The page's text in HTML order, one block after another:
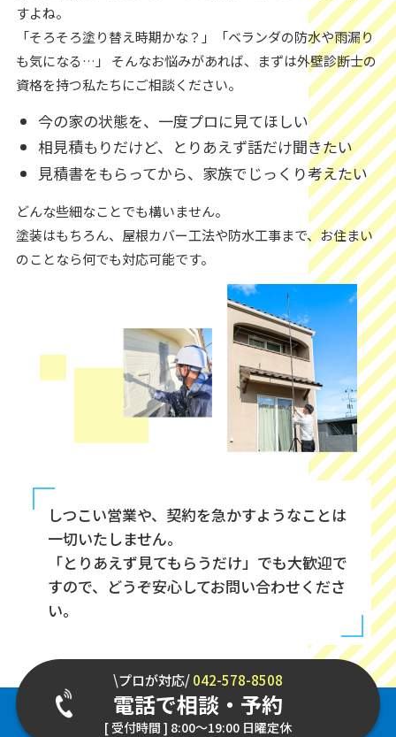
すよね。
「そろそろ塗り替え時期かな？」「ベランダの防水や雨漏り
も気になる…」 そんなお悩みがあれば、まずは外壁診断士の
資格を持つ私たちにご相談ください。
今の家の状態を、一度プロに見てほしい
相見積もりだけど、とりあえず話だけ聞きたい
見積書をもらってから、家族でじっくり考えたい
どんな些細なことでも構いません。
塗装はもちろん、屋根カバー工法や防水工事まで、お住まい
のことなら何でも対応可能です。
しつこい営業や、契約を急かすようなことは
一切いたしません。
「とりあえず見てもらうだけ」でも大歓迎で
すので、どうぞ安心してお問い合わせくださ
い。
\プロが対応/042-578-8508
電話で相談・予約
[ 受付時間 ] 8:00～19:00 日曜定休